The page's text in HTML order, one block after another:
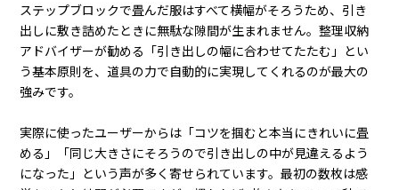
ステップブロックで畳んだ服はすべて横幅がそろうため、引き
出しに敷き詰めたときに無駄な隙間が生まれません。整理収納
アドバイザーが勧める「引き出しの幅に合わせてたたむ」とい
う基本原則を、道具の力で自動的に実現してくれるのが最大の
強みです。
実際に使ったユーザーからは「コツを掴むと本当にきれいに畳
める」「同じ大きさにそろうので引き出しの中が見違えるよう
になった」という声が多く寄せられています。最初の数枚は感